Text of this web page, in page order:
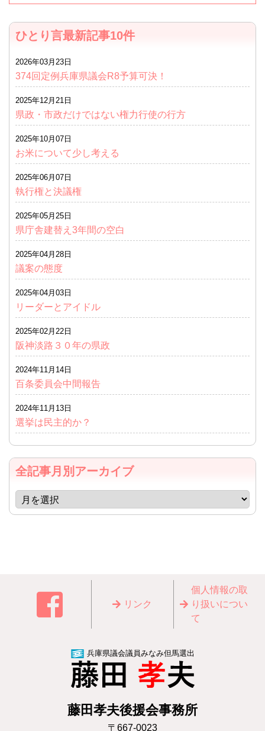
ひとり言最新記事10件
2026年03月23日
374回定例兵庫県議会R8予算可決！
2025年12月21日
県政・市政だけではない権力行使の行方
2025年10月07日
お米について少し考える
2025年06月07日
執行権と決議権
2025年05月25日
県庁舎建替え3年間の空白
2025年04月28日
議案の態度
2025年04月03日
リーダーとアイドル
2025年02月22日
阪神淡路３０年の県政
2024年11月14日
百条委員会中間報告
2024年11月13日
選挙は民主的か？
全記事月別アーカイブ
リンク
個⼈情報の取
り扱いについ
て
兵庫県議会議員みなみ但馬選出
藤田孝夫後援会事務所
〒667-0023